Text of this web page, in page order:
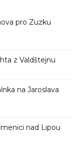
pro Zuzku
z Valdštejnu
na Jaroslava
nad Lipou